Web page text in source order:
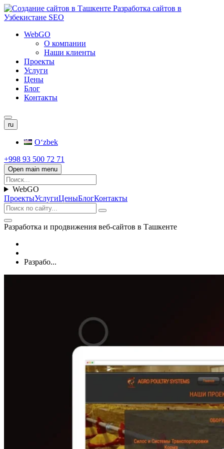
WebGO
О компании
Наши клиенты
Проекты
Услуги
Цены
Блог
Контакты
ru
Oʻzbek
+998 93 500 72 71
Open main menu
WebGO
ПроектыУслугиЦеныБлогКонтакты
Разработка и продвижения веб-сайтов в Ташкенте
Разрабо...